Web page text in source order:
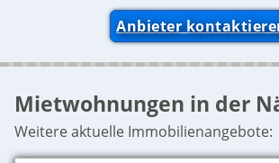
Anbieter
Mietwohnungen in der
Weitere aktuelle Immobilienangebote: